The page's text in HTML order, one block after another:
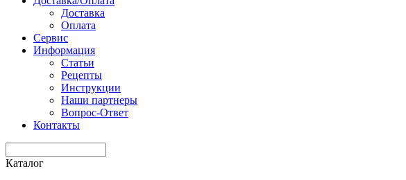
Доставка
Оплата
Сервис
Информация
Статьи
Рецепты
Инструкции
Наши партнеры
Вопрос-Ответ
Контакты
Каталог